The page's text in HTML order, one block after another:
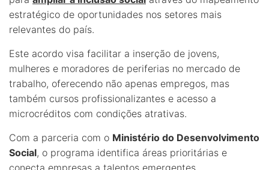
estratégico de oportunidades nos setores mais
relevantes do país.
Este acordo visa facilitar a inserção de jovens,
mulheres e moradores de periferias no mercado de
trabalho, oferecendo não apenas empregos, mas
também cursos profissionalizantes e acesso a
microcréditos com condições atrativas.
Com a parceria com o Ministério do Desenvolvimento
Social, o programa identifica áreas prioritárias e
conecta empresas a talentos emergentes.